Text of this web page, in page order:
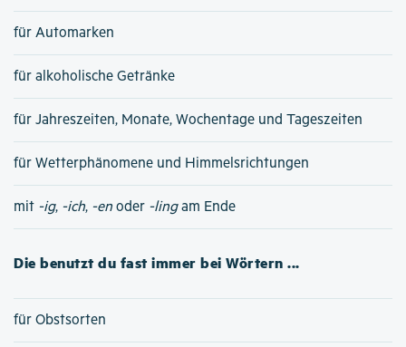
für Automarken
für alkoholische Getränke
für Jahreszeiten, Monate, Wochentage und Tageszeiten
für Wetterphänomene und Himmelsrichtungen
mit -ig, -ich, -en oder -lingam Ende
Die benutzt du fast immer bei Wörtern ...
für Obstsorten